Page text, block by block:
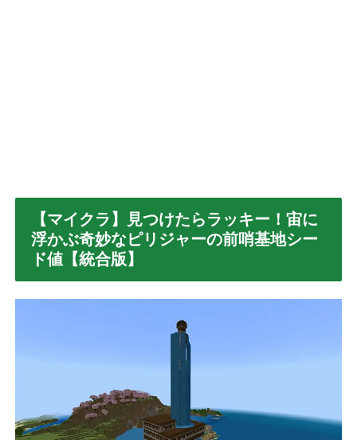
【マイクラ】見つけたらラッキー！宙に
浮かぶ奇妙なピリジャーの前哨基地シー
ド値【統合版】